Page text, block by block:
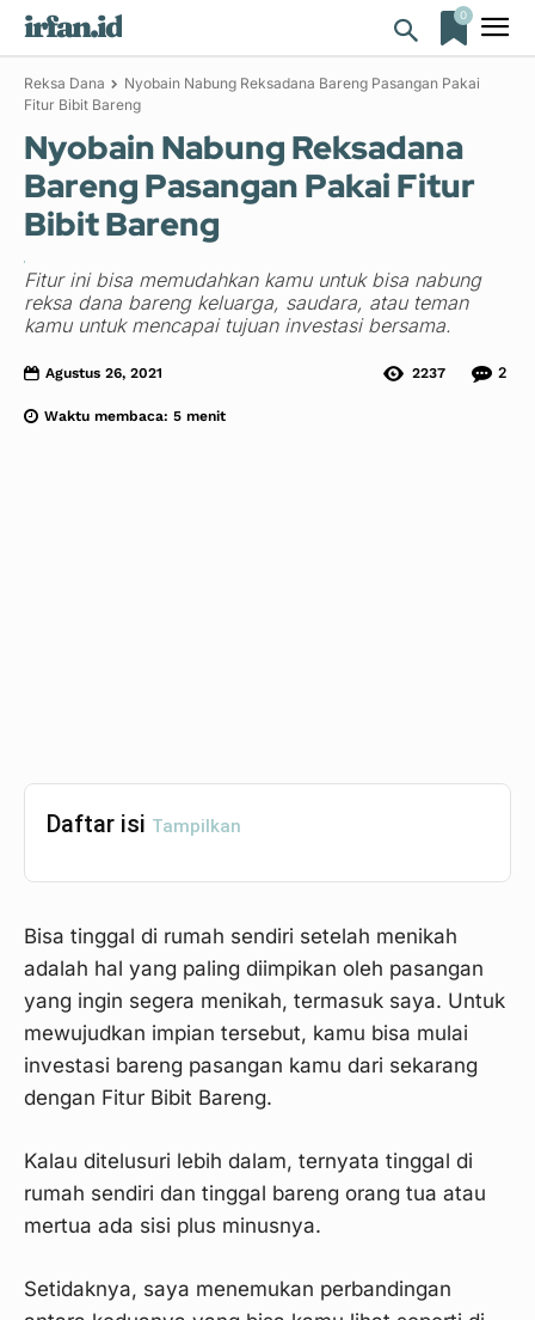
irfan.id 0
Reksa Dana
Nyobain Nabung Reksadana Bareng Pasangan Pakai
Fitur Bibit Bareng
Nyobain Nabung Reksadana
Bareng Pasangan Pakai Fitur
Bibit Bareng
Fitur ini bisa memudahkan kamu untuk bisa nabung
reksa dana bareng keluarga, saudara, atau teman
kamu untuk mencapai tujuan investasi bersama.
Agustus 26, 2021
Waktu membaca: 5 menit
2
2237
Daftar isi Tampilkan
Bisa tinggal di rumah sendiri setelah menikah
adalah hal yang paling diimpikan oleh pasangan
yang ingin segera menikah, termasuk saya. Untuk
mewujudkan impian tersebut, kamu bisa mulai
investasi bareng pasangan kamu dari sekarang
dengan Fitur Bibit Bareng.
Kalau ditelusuri lebih dalam, ternyata tinggal di
rumah sendiri dan tinggal bareng orang tua atau
mertua ada sisi plus minusnya.
Setidaknya, saya menemukan perbandingan